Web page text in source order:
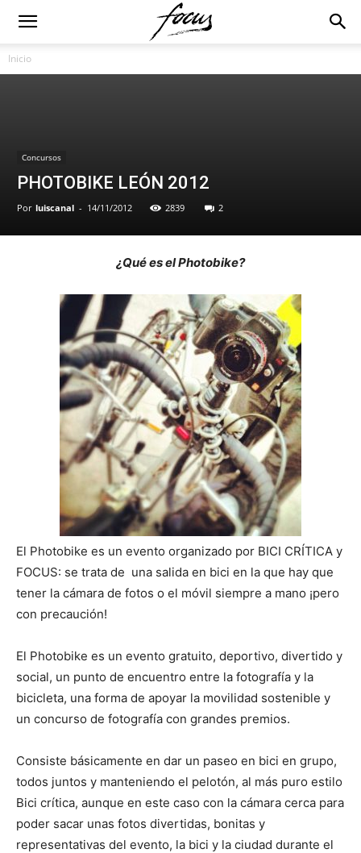
Inicio
Concursos
PHOTOBIKE LEÓN 2012
Por luiscanal - 14/11/2012 2839 2
¿Qué es el Photobike?
El Photobike es un evento organizado por BICI CRÍTICA y
FOCUS: se trata de una salida en bici en la que hay que
tener la cámara de fotos o el móvil siempre a mano ¡pero
con precaución!
El Photobike es un evento gratuito, deportivo, divertido y
social, un punto de encuentro entre la fotografía y la
bicicleta, una forma de apoyar la movilidad sostenible y
un concurso de fotografía con grandes premios.
Consiste básicamente en dar un paseo en bici en grupo,
todos juntos y manteniendo el pelotón, al más puro estilo
Bici crítica, aunque en este caso con la cámara cerca para
poder sacar unas fotos divertidas, bonitas y
representativas del evento, la bici y la ciudad durante el